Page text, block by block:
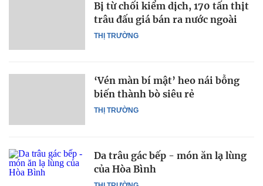
THỊ TRƯỜNG
Bị từ chối kiểm dịch, 170 tấn thịt
trâu đấu giá bán ra nước ngoài
THỊ TRƯỜNG
‘Vén màn bí mật’ heo nái bỗng
biến thành bò siêu rẻ
Da trâu gác bếp - món ăn lạ lùng
của Hòa Bình